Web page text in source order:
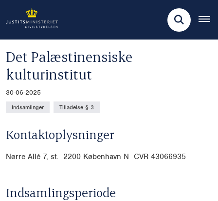
Det Palæstinensiske
kulturinstitut
30-06-2025
Indsamlinger Tilladelse § 3
Kontaktoplysninger
Nørre Allé 7, st. 2200 København N CVR 43066935
Indsamlingsperiode